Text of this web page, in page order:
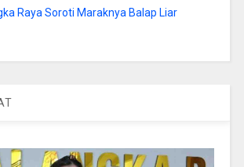
Raya Soroti Maraknya Balap Liar